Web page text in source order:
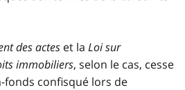
des actes et la Loi sur
immobiliers, selon le cas, cesse
fonds confisqué lors de